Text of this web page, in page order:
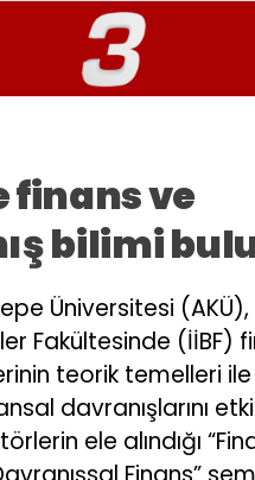
finans ve
bilimi
Üniversitesi
Fakültesinde (İİBF)
teorik temelleri ile
davranışlarını
ele alındığı